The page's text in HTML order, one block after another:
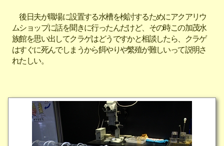
後日夫が職場に設置する水槽を検討するためにアクアリウ
ムショップに話を聞きに行ったんだけど、その時この加茂水
族館を思い出してクラゲはどうですかと相談したら、クラゲ
はすぐに死んでしまうから餌やりや繁殖が難しいって説明さ
れたしい。